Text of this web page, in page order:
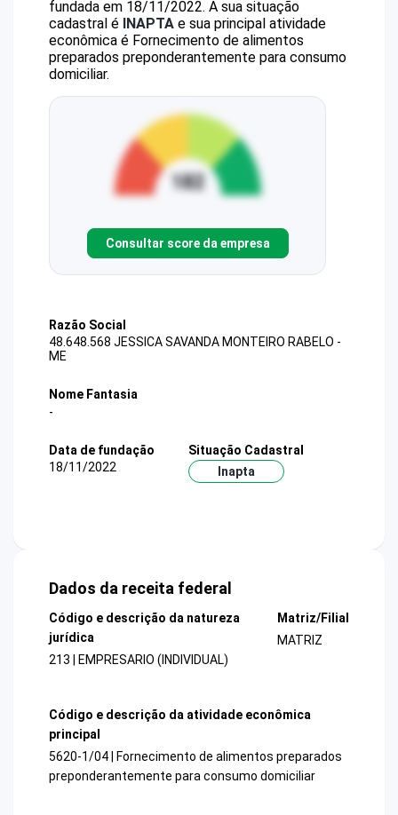
fundada em 18/11/2022. A sua situação
cadastral é INAPTA e sua principal atividade
econômica é Fornecimento de alimentos
preparados preponderantemente para consumo
domiciliar.
Consultar score da empresa
Razão Social
48.648.568 JESSICA SAVANDA MONTEIRO RABELO -
ME
Nome Fantasia
-
Data de fundação
18/11/2022
Situação Cadastral
Inapta
Dados da receita federal
Código e descrição da natureza
jurídica
213 | EMPRESARIO (INDIVIDUAL)
Matriz/Filial
MATRIZ
Código e descrição da atividade econômica
principal
5620-1/04 | Fornecimento de alimentos preparados
preponderantemente para consumo domiciliar